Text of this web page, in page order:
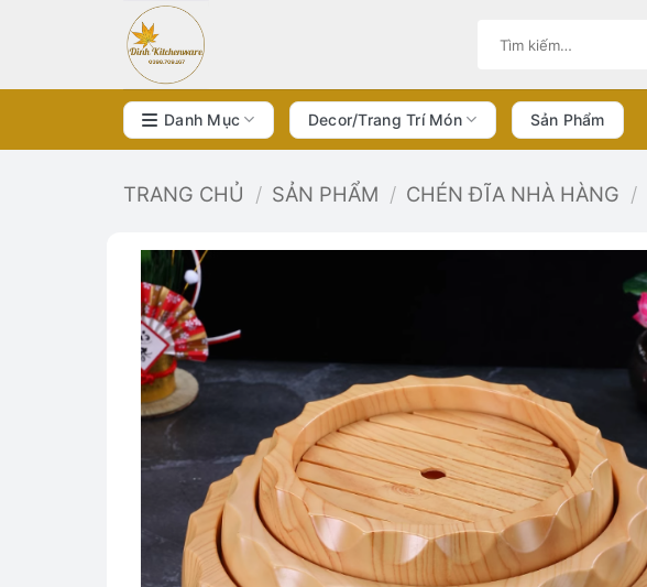
dung
Tìm
Danh Mục Decor/Trang Trí Món Sản Phẩm
TRANG CHỦ / SẢN PHẨM / CHÉN ĐĨA NHÀ HÀNG /